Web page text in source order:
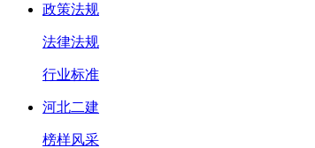
政策法规
法律法规
行业标准
河北二建
榜样风采